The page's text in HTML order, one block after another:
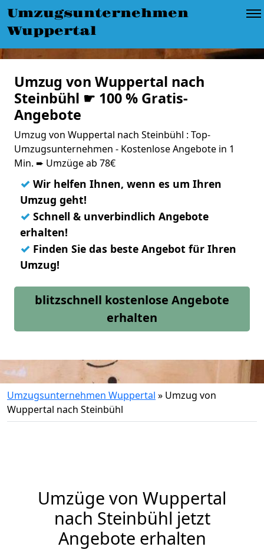
Umzugsunternehmen
Wuppertal
Umzug von Wuppertal nach
Steinbühl ☛ 100 % Gratis-
Angebote
Umzug von Wuppertal nach Steinbühl : Top-
Umzugsunternehmen - Kostenlose Angebote in 1
Min. ➨ Umzüge ab 78€
✓ Wir helfen Ihnen, wenn es um Ihren
Umzug geht!
✓ Schnell & unverbindlich Angebote
erhalten!
✓ Finden Sie das beste Angebot für Ihren
Umzug!
blitzschnell kostenlose Angebote
erhalten
Umzugsunternehmen Wuppertal » Umzug von
Wuppertal nach Steinbühl
Umzüge von Wuppertal
nach Steinbühl jetzt
Angebote erhalten